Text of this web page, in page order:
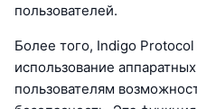
пользователей.
Более того, Indigo
использование
пользователям